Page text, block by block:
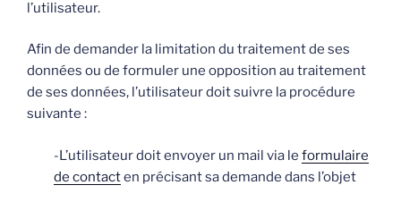
l’utilisateur.
Afin de demander la limitation du traitement de ses
données ou de formuler une opposition au traitement
de ses données, l’utilisateur doit suivre la procédure
suivante :
-L’utilisateur doit envoyer un mail via le formulaire
de contacten précisant sa demande dans l’objet